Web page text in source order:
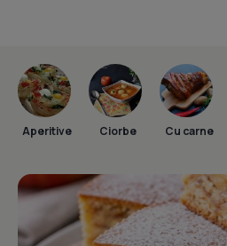
Aperitive Ciorbe Cu carne